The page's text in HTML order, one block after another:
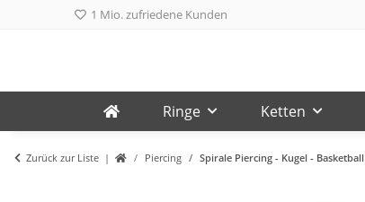
1 Mio. zufriedene Kunden
Ringe Ketten
Zurück zur Liste Piercing Spirale Piercing - Kugel - Basketball